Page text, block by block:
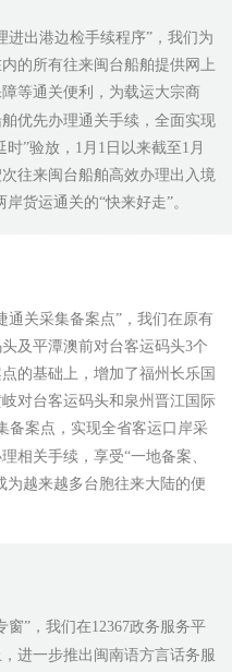
进出港边检手续程序”，我们为
的所有往来闽台船舶提供网上
等通关便利，为载运大宗商
优先办理通关手续，全面实现
”验放，1月1日以来截至1月
往来闽台船舶高效办理出入境
货运通关的“快来好走”。
通关采集备案点”，我们在原有
及平潭澳前对台客运码头3个
的基础上，增加了福州长乐国
对台客运码头和泉州晋江国际
备案点，实现全省客运口岸采
相关手续，享受“一地备案、
为越来越多台胞往来大陆的便
”，我们在12367政务服务平
进一步推出闽南语方言话务服